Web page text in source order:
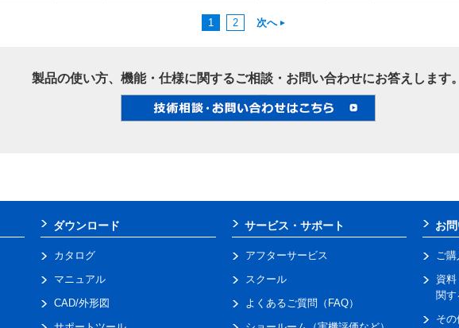
1 2 次へ
製品の使い方、機能・仕様に関するご相談・お問い合わせにお答えします。
ダウンロード
カタログ
マニュアル
CAD/外形図
サービス・サポート
アフターサービス
スクール
よくあるご質問（FAQ）
お
ご
資
関す
そ